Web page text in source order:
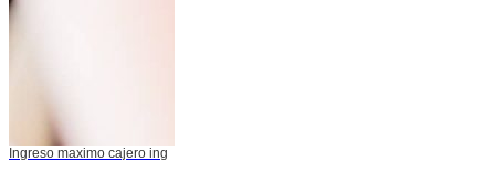
Ingreso maximo cajero ing